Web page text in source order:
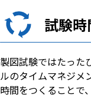
試験
製図試験ではたった
ルのタイムマネジメ
時間をつくることで